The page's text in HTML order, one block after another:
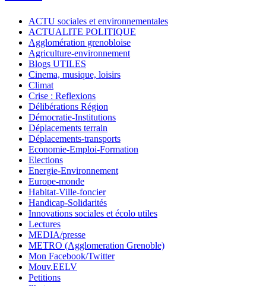
ACTU sociales et environnementales
ACTUALITE POLITIQUE
Agglomération grenobloise
Agriculture-environnement
Blogs UTILES
Cinema, musique, loisirs
Climat
Crise : Reflexions
Délibérations Région
Démocratie-Institutions
Déplacements terrain
Déplacements-transports
Economie-Emploi-Formation
Elections
Energie-Environnement
Europe-monde
Habitat-Ville-foncier
Handicap-Solidarités
Innovations sociales et écolo utiles
Lectures
MEDIA/presse
METRO (Agglomeration Grenoble)
Mon Facebook/Twitter
Mouv.EELV
Petitions